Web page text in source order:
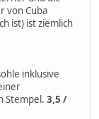
von Cuba
ist) ist ziemlich
inklusive
Stempel. 3,5 /